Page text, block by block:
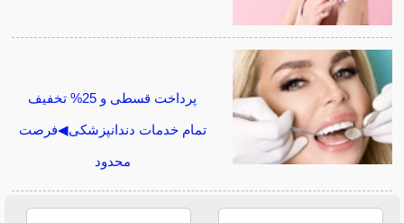
پرداخت قسطی و 25% تخفیف
تمام خدمات دندانپزشکی◀فرصت
محدود